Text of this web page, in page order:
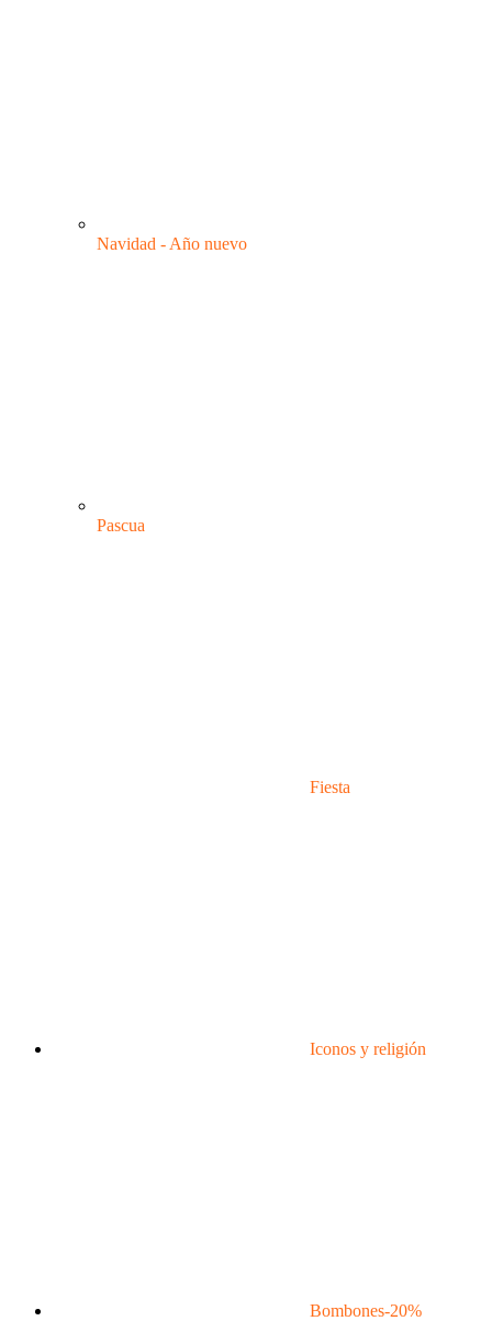
Navidad - Año nuevo
Pascua
Fiesta
Iconos y religión
Bombones-20%